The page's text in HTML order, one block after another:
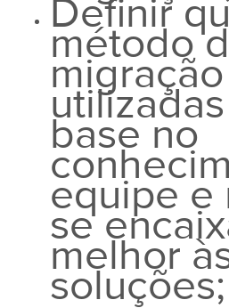
Definir
método
base no
equipe e
se
melhor
soluções;